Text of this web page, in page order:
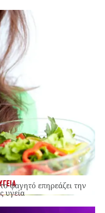
φαγητό επηρεάζει την
υγεία